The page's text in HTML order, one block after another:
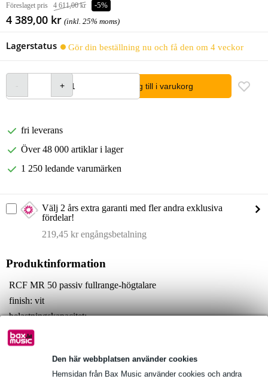
Den här webbplatsen använder cookies
Hemsidan från Bax Music använder cookies och andra
Föreslaget pris 4 611,00 kr -5%
4 389,00 kr (inkl. 25% moms)
Lagerstatus Gör din beställning nu och få den om 4 veckor
lägg till i varukorg
fri leverans
Över 48 000 artiklar i lager
1 250 ledande varumärken
Välj 2 års extra garanti med fler andra exklusiva
fördelar!
219,45 kr engångsbetalning
Produktinformation
RCF MR 50 passiv fullrange-högtalare
finish: vit
belastningskapacitet:
120 W (program)
240 W (topp)
Fullständiga specifikationer